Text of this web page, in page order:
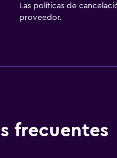
Las políticas de
proveedor.
frecuentes